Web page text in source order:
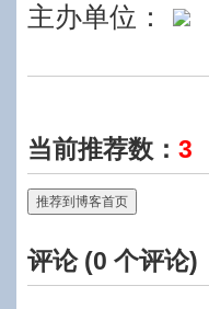
主办单位：
当前推荐数： 3
推荐到博客首页
评论 (0 个评论)